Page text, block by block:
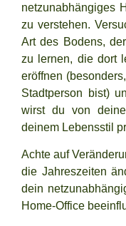
netzunabhängiges
zu verstehen.
Art des Bodens,
zu lernen, die dort
eröffnen
Stadtperson bist)
wirst du von
deinem Lebensstil
Achte auf
die Jahreszeiten
dein
Home-Office